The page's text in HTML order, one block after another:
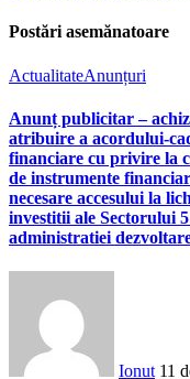
Postări asemănatoare
ActualitateAnunțuri
Anunț publicitar –
atribuire a acordului-
financiare cu privire la
de instrumente
necesare accesului la
investitii ale Sectorului
administratiei
Ionut 11